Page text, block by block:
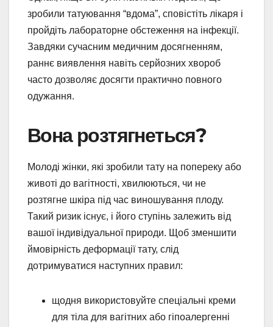
зробили татуювання “вдома”, сповістіть лікаря і
пройдіть лабораторне обстеження на інфекції.
Завдяки сучасним медичним досягненням,
раннє виявлення навіть серйозних хвороб
часто дозволяє досягти практично повного
одужання.
Вона розтягнеться?
Молоді жінки, які зробили тату на попереку або
животі до вагітності, хвилюються, чи не
розтягне шкіра під час виношування плоду.
Такий ризик існує, і його ступінь залежить від
вашої індивідуальної природи. Щоб зменшити
ймовірність деформації тату, слід
дотримуватися наступних правил:
щодня використовуйте спеціальні креми
для тіла для вагітних або гіпоалергенні